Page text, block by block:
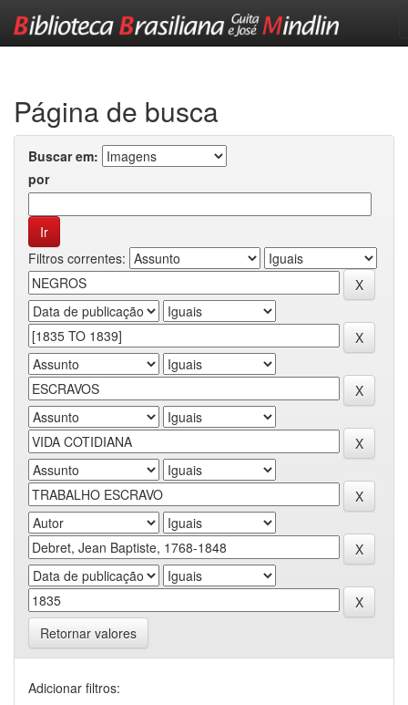
Página de busca
Buscar em:
por
Filtros correntes:
Retornar valores
Adicionar filtros: